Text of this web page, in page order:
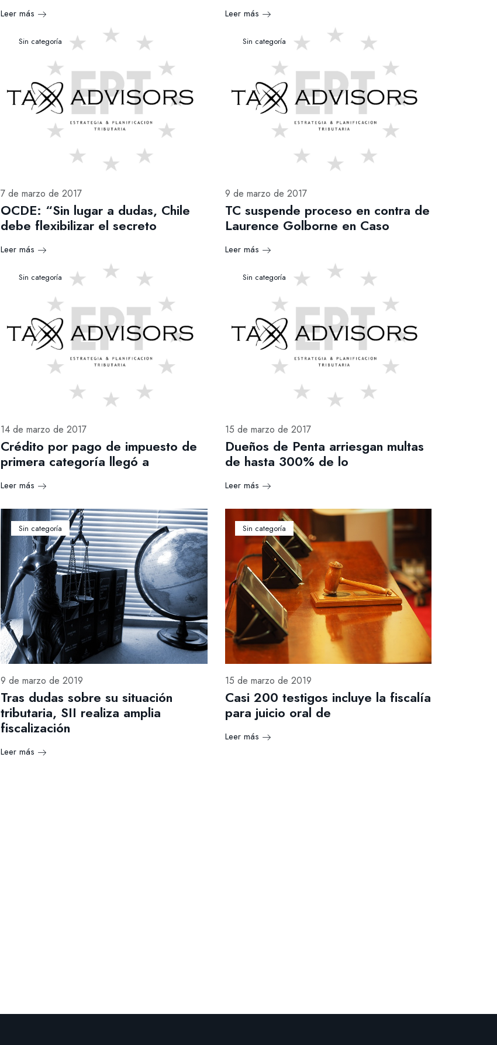
Leer más Leer más
Sin categoría
7 de marzo de 2017
OCDE: “Sin lugar a dudas, Chile
debe flexibilizar el secreto
Leer más
Sin categoría
9 de marzo de 2017
TC suspende proceso en contra de
Laurence Golborne en Caso
Leer más
Sin categoría
14 de marzo de 2017
Crédito por pago de impuesto de
primera categoría llegó a
Leer más
Sin categoría
15 de marzo de 2017
Dueños de Penta arriesgan multas
de hasta 300% de lo
Leer más
Sin categoría
9 de marzo de 2019
Tras dudas sobre su situación
tributaria, SII realiza amplia
fiscalización
Leer más
Sin categoría
15 de marzo de 2019
Casi 200 testigos incluye la fiscalía
para juicio oral de
Leer más